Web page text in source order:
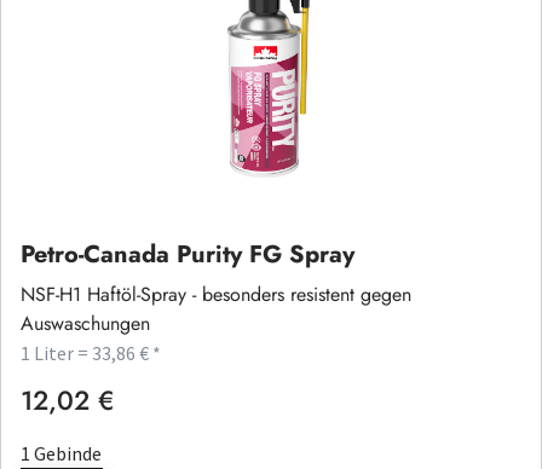
Petro-Canada Purity FG Spray
NSF-H1 Haftöl-Spray - besonders resistent gegen
Auswaschungen
1 Liter = 33,86 € *
Regulärer Preis:
12,02 €
1 Gebinde